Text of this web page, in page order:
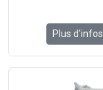
Plus d'infos